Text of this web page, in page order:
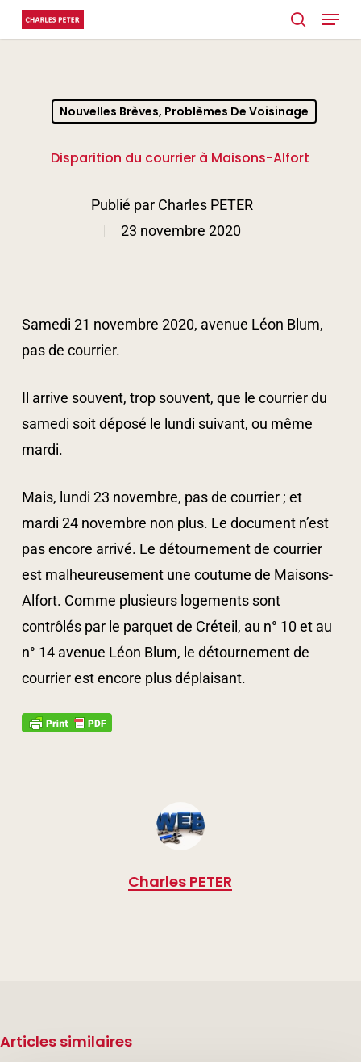
Skip
to
search
Menu
Nouvelles Brèves, Problèmes De Voisinage
Disparition du courrier à Maisons-Alfort
Publié par Charles PETER
23 novembre 2020
Samedi 21 novembre 2020, avenue Léon Blum,
pas de courrier.
Il arrive souvent, trop souvent, que le courrier du
samedi soit déposé le lundi suivant, ou même
mardi.
Mais, lundi 23 novembre, pas de courrier ; et
mardi 24 novembre non plus. Le document n’est
pas encore arrivé. Le détournement de courrier
est malheureusement une coutume de Maisons-
Alfort. Comme plusieurs logements sont
contrôlés par le parquet de Créteil, au n° 10 et au
n° 14 avenue Léon Blum, le détournement de
courrier est encore plus déplaisant.
Charles PETER
Articles similaires